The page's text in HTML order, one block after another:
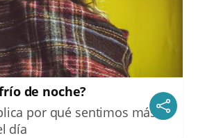
de noche?
por qué sentimos más
día